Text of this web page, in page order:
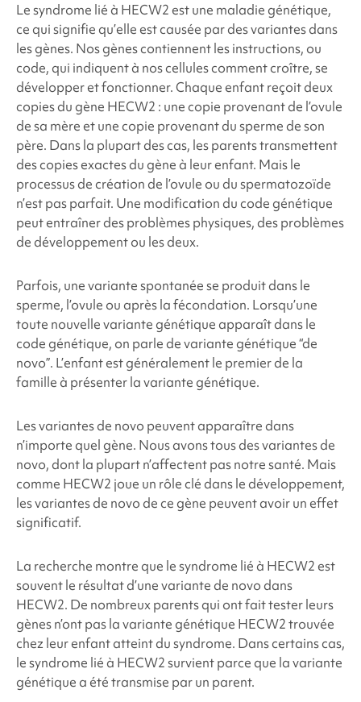
Lesyndrome lié à HECW2est une maladie génétique,
ce qui signifie qu’elle est causée par des variantes dans
les gènes. Nos gènes contiennent les instructions, ou
code, qui indiquent à nos cellules comment croître, se
développer et fonctionner. Chaque enfant reçoit deux
copies du gène HECW2 : une copie provenant de l’ovule
de sa mère et une copie provenant du sperme de son
père. Dans la plupart des cas, les parents transmettent
des copies exactes du gène à leur enfant. Mais le
processus de création de l’ovule ou du spermatozoïde
n’est pas parfait. Une modification du code génétique
peut entraîner des problèmes physiques, des problèmes
de développement ou les deux.
Parfois, une variante spontanée se produit dans le
sperme, l’ovule ou après la fécondation. Lorsqu’une
toute nouvelle variante génétique apparaît dans le
code génétique, on parle de variante génétique “de
novo”. L’enfant est généralement le premier de la
famille à présenter la variante génétique.
Les variantes de novo peuvent apparaître dans
n’importe quel gène. Nous avons tous des variantes de
novo, dont la plupart n’affectent pas notre santé. Mais
comme HECW2 joue un rôle clé dans le développement,
les variantes de novo de ce gène peuvent avoir un effet
significatif.
La recherche montre que le syndrome lié à HECW2 est
souvent le résultat d’une variante de novo dans
HECW2. De nombreux parents qui ont fait tester leurs
gènes n’ont pas la variante génétique HECW2 trouvée
chez leur enfant atteint du syndrome. Dans certains cas,
le syndrome lié à HECW2 survient parce que la variante
génétique a été transmise par un parent.